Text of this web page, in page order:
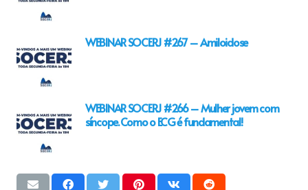
WEBINAR SOCERJ #267 – Amiloidose
WEBINAR SOCERJ #266 – Mulher jovem com
síncope. Como o ECG é fundamental!